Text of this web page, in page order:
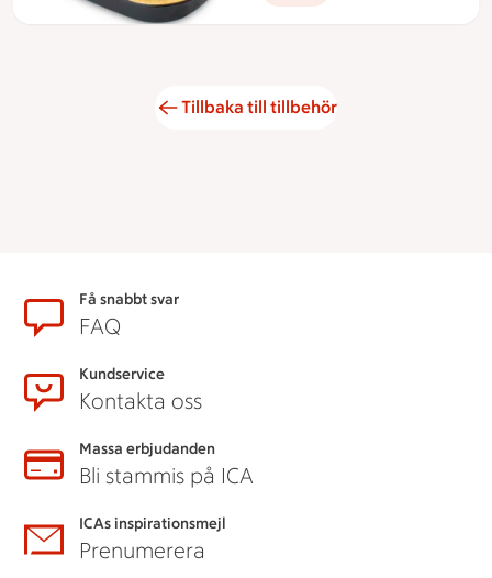
Tillbaka till tillbehör
SidfotFå snabbt svar
FAQ
Kundservice
Kontakta oss
Massa erbjudanden
Bli stammis på ICA
ICAs inspirationsmejl
Prenumerera